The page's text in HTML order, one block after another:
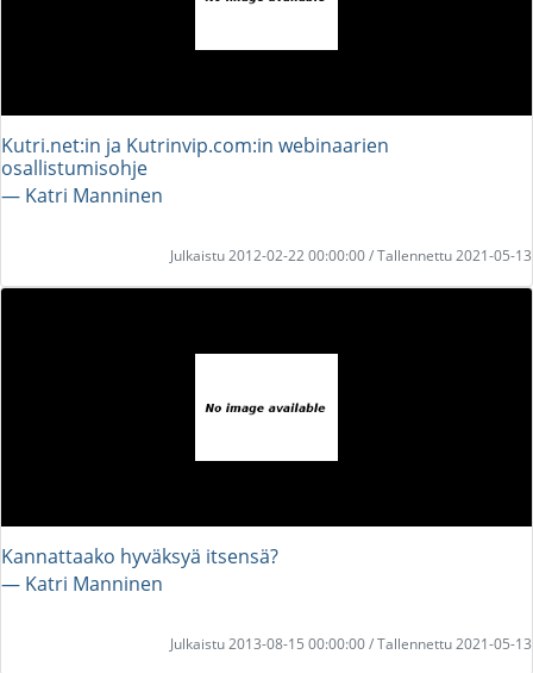
Kutri.net:in ja Kutrinvip.com:in webinaarien
osallistumisohje
― Katri Manninen
Julkaistu 2012-02-22 00:00:00 / Tallennettu 2021-05-13
Kannattaako hyväksyä itsensä?
― Katri Manninen
Julkaistu 2013-08-15 00:00:00 / Tallennettu 2021-05-13